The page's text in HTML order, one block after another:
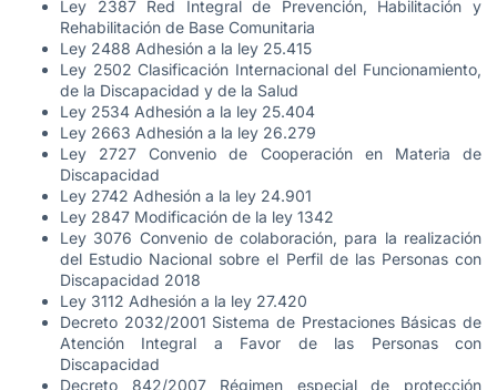
Ley 2387 Red Integral de Prevención, Habilitación y
Rehabilitación de Base Comunitaria
Ley 2488 Adhesión a la ley 25.415
Ley 2502 Clasificación Internacional del Funcionamiento,
de la Discapacidad y de la Salud
Ley 2534 Adhesión a la ley 25.404
Ley 2663 Adhesión a la ley 26.279
Ley 2727 Convenio de Cooperación en Materia de
Discapacidad
Ley 2742 Adhesión a la ley 24.901
Ley 2847 Modificación de la ley 1342
Ley 3076 Convenio de colaboración, para la realización
del Estudio Nacional sobre el Perfil de las Personas con
Discapacidad 2018
Ley 3112 Adhesión a la ley 27.420
Decreto 2032/2001 Sistema de Prestaciones Básicas de
Atención Integral a Favor de las Personas con
Discapacidad
Decreto 842/2007 Régimen especial de protección